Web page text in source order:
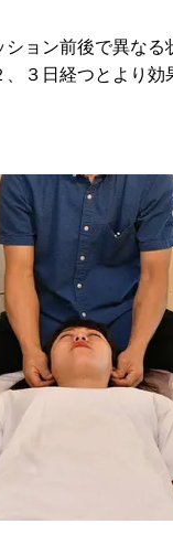
ョン前後で異なる
、３日経つとより効